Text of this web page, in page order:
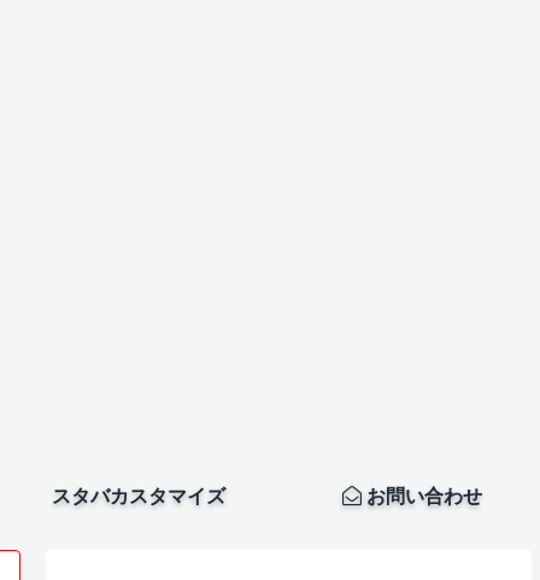
スタバカスタマイズ お問い合わせ